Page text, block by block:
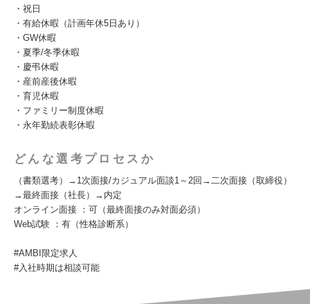
・祝日
・有給休暇（計画年休5日あり）
・GW休暇
・夏季/冬季休暇
・慶弔休暇
・産前産後休暇
・育児休暇
・ファミリー制度休暇
・永年勤続表彰休暇
どんな選考プロセスか
（書類選考）→1次面接/カジュアル面談1～2回→二次面接（取締役）
→最終面接（社長）→内定
オンライン面接 ：可（最終面接のみ対面必須）
Web試験 ：有（性格診断系）
#AMBI限定求人
#入社時期は相談可能